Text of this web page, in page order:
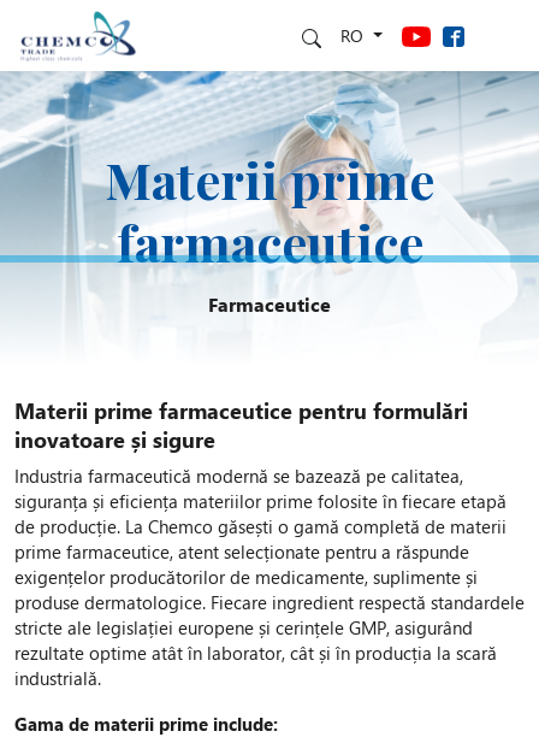
RO
Materii prime
farmaceutice
Farmaceutice
Materii prime farmaceutice pentru formulări
inovatoare și sigure
Industria farmaceutică modernă se bazează pe calitatea,
siguranța și eficiența materiilor prime folosite în fiecare etapă
de producție. La Chemco găsești o gamă completă de materii
prime farmaceutice, atent selecționate pentru a răspunde
exigențelor producătorilor de medicamente, suplimente și
produse dermatologice. Fiecare ingredient respectă standardele
stricte ale legislației europene și cerințele GMP, asigurând
rezultate optime atât în laborator, cât și în producția la scară
industrială.
Gama de materii prime include: